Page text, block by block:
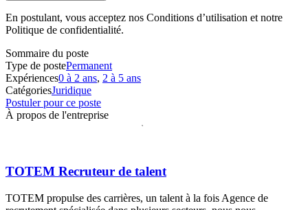
En postulant, vous acceptez nos Conditions d’utilisation et notre
Politique de confidentialité.
Sommaire du poste
Type de postePermanent
Expériences0 à 2 ans, 2 à 5 ans
CatégoriesJuridique
Postuler pour ce poste
À propos de l'entreprise
TOTEM Recruteur de talent
TOTEM propulse des carrières, un talent à la fois Agence de